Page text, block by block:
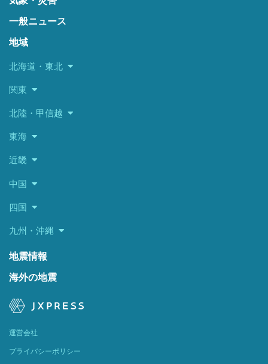
一般ニュース
地域
北海道・東北
関東
北陸・甲信越
東海
近畿
中国
四国
九州・沖縄
地震情報
海外の地震
運営会社
プライバシーポリシー